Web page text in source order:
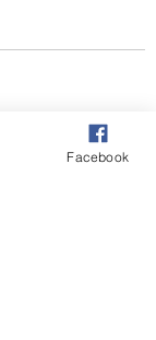
Facebook